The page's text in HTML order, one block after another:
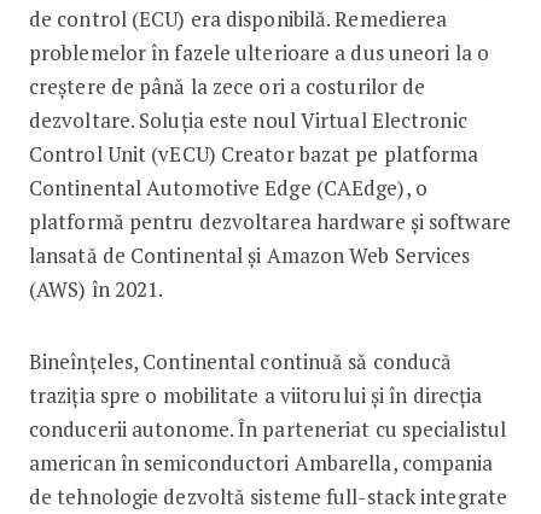
de control (ECU) era disponibilă. Remedierea
problemelor în fazele ulterioare a dus uneori la o
creștere de până la zece ori a costurilor de
dezvoltare. Soluția este noul Virtual Electronic
Control Unit (vECU) Creator bazat pe platforma
Continental Automotive Edge (CAEdge), o
platformă pentru dezvoltarea hardware și software
lansată de Continental și Amazon Web Services
(AWS) în 2021.
Bineînțeles, Continental continuă să conducă
traziția spre o mobilitate a viitorului și în direcția
conducerii autonome. În parteneriat cu specialistul
american în semiconductori Ambarella, compania
de tehnologie dezvoltă sisteme full-stack integrate